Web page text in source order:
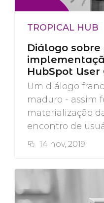
TROPICAL HUB
Diálogo sobre
HubSpot User
Um diálogo
maduro - assim
materialização
encontro de
14 nov, 2019